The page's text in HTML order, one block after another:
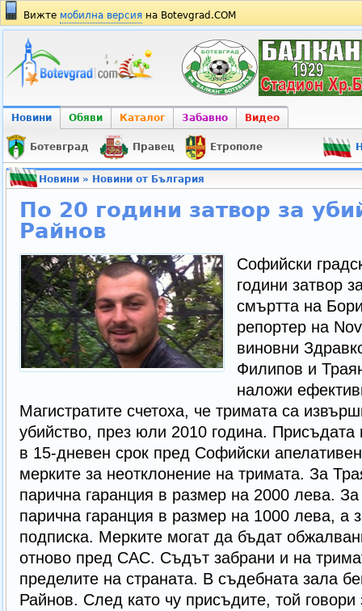
Вижте мобилна версия на Botevgrad.COM
Новини Обяви Каталог Забавно Видео
Ботевград Правец Етрополе
Новини» Новини от България
По 20 години затвор за
Райнов
Софийски
години затвор
смъртта на
репортер на
виновни
Филипов и
наложи
Магистратите счетоха, че тримата са
убийство, през юли 2010 година.
в 15-дневен срок пред Софийски
мерките за неотклонение на тримата. За
парична гаранция в размер на 2000 лева.
парична гаранция в размер на 1000 лева, а
подписка. Мерките могат да бъдат
отново пред САС. Съдът забрани и на
пределите на страната. В съдебната зала
Райнов. След като чу присъдите, той говори